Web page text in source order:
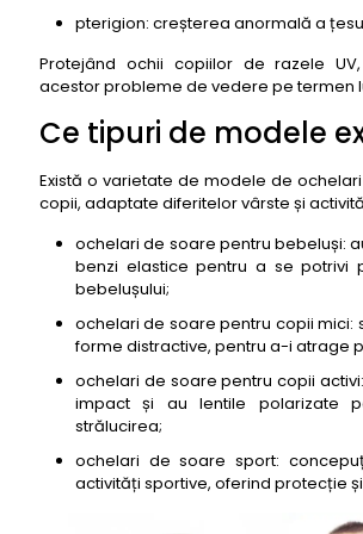
26- Ochelari de soare pentru
27- Ochelari de soare pentru
28- Ochelari de soare pentru
29- Ochelari de soare pentru
30- Ochelari de soare pentru
31- Ochelari de soare pentru copii
32- Ochelari de soare pentru
Melo)
33- Ochelari de soare pentru
34- Ochelari de soare pentru
(Zara Kids)
35- Ochelari de soare pentru
(Decathlon)
(Kik)
pterigion: creșterea anormală a
Protejând ochii copiilor de razele
acestor probleme de vedere pe termen
Ce tipuri de modele
Există o varietate de modele de
copii, adaptate diferitelor vârste și
ochelari de soare pentru bebeluși:
benzi elastice pentru a se potrivi
bebelușului;
ochelari de soare pentru copii mici:
forme distractive, pentru a-i atrage
ochelari de soare pentru copii
impact și au lentile polarizate
strălucirea;
ochelari de soare sport:
activități sportive, oferind protecție